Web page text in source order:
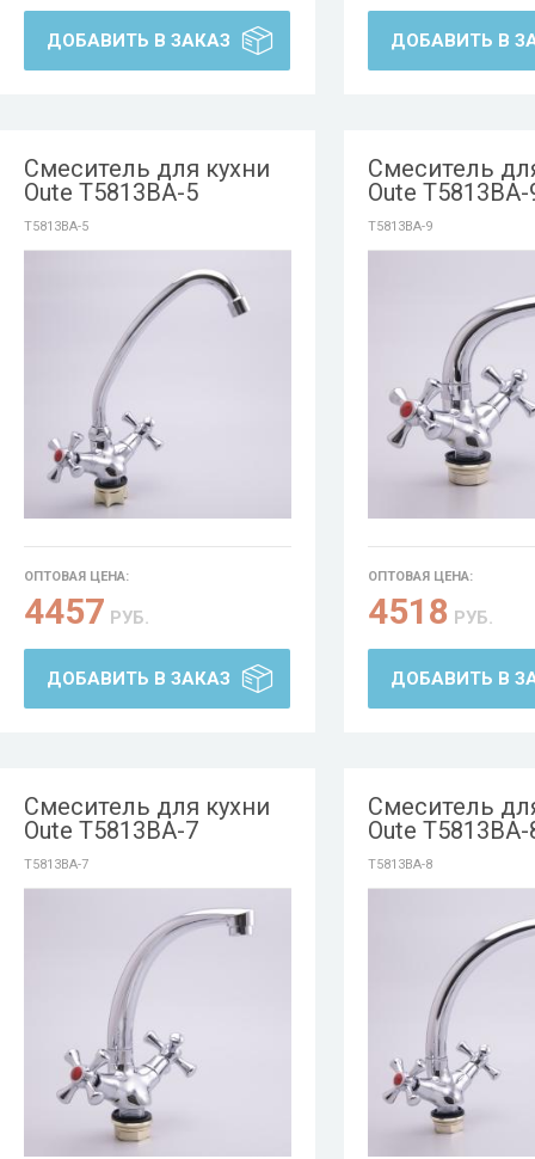
ДОБАВИТЬ В ЗАКАЗ ДОБАВИТЬ В
Смеситель для кухни
Oute T5813BA-5
T5813BA-5
ОПТОВАЯ ЦЕНА:
4457 РУБ.
ДОБАВИТЬ В ЗАКАЗ
Смеситель
Oute T5813BA-
T5813BA-9
ОПТОВАЯ ЦЕНА:
4518 РУБ.
ДОБАВИТЬ В
Смеситель для кухни
Oute T5813BA-7
T5813BA-7
Смеситель
Oute T5813BA-
T5813BA-8